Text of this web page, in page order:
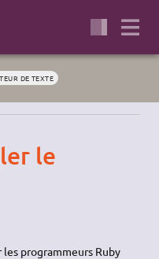
DE TEXTE
le
programmeurs Ruby